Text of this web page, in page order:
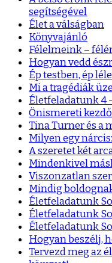
segítségével
Élet a válságban
Könyvajánló
Félelmeink –
Hogyan vedd
Ép testben, ép
Mi a tragédiák
Életfeladatunk 4
Önismereti
Tina Turner és a
Milyen egy
A szeretet két
Mindenkivel
Viszonzatlan
Mindig
Életfeladatunk
Életfeladatunk
Életfeladatunk
Hogyan beszélj,
Tervezd meg az